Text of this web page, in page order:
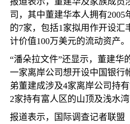
司，其中董建华本人拥有2005
的7家，包括1家拟用作开设汇
计价值100万美元的流动资产。
“潘朵拉文件”还显示，董建华
一家离岸公司想开设中国银行
弟董建成涉及4家离岸公司持
2家持有富人区的山顶及浅水湾
报道表示，国际调查记者联盟